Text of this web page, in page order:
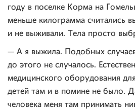
году в поселке Корма на
меньше килограмма считались
и не выживали. Тела просто
— А я выжила. Подобных
до этого не случалось.
медицинского оборудования
детей там и в помине не было.
человека меня там принимать